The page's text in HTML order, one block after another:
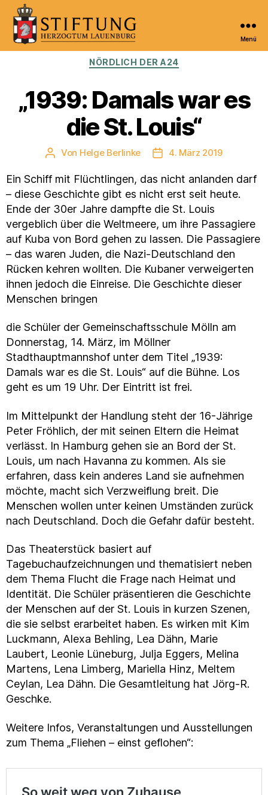
Kulturportal
Herzogtum
Lauenburg
Menü
Kategorien
NÖRDLICH DER A24
„1939: Damals war es
die St. Louis“
Beitragsautor
Von Helge Berlinke Veröffentlichungsdatum
4. März 2019
Ein Schiff mit Flüchtlingen, das nicht anlanden darf
– diese Geschichte gibt es nicht erst seit heute.
Ende der 30er Jahre dampfte die St. Louis
vergeblich über die Weltmeere, um ihre Passagiere
auf Kuba von Bord gehen zu lassen. Die Passagiere
– das waren Juden, die Nazi-Deutschland den
Rücken kehren wollten. Die Kubaner verweigerten
ihnen jedoch die Einreise. Die Geschichte dieser
Menschen bringen
die Schüler der Gemeinschaftsschule Mölln am
Donnerstag, 14. März, im Möllner
Stadthauptmannshof unter dem Titel „1939:
Damals war es die St. Louis“ auf die Bühne. Los
geht es um 19 Uhr. Der Eintritt ist frei.
Im Mittelpunkt der Handlung steht der 16-Jährige
Peter Fröhlich, der mit seinen Eltern die Heimat
verlässt. In Hamburg gehen sie an Bord der St.
Louis, um nach Havanna zu kommen. Als sie
erfahren, dass kein anderes Land sie aufnehmen
möchte, macht sich Verzweiflung breit. Die
Menschen wollen unter keinen Umständen zurück
nach Deutschland. Doch die Gefahr dafür besteht.
Das Theaterstück basiert auf
Tagebuchaufzeichnungen und thematisiert neben
dem Thema Flucht die Frage nach Heimat und
Identität. Die Schüler präsentieren die Geschichte
der Menschen auf der St. Louis in kurzen Szenen,
die sie selbst erarbeitet haben. Es wirken mit Kim
Luckmann, Alexa Behling, Lea Dähn, Marie
Laubert, Leonie Lüneburg, Julja Eggers, Melina
Martens, Lena Limberg, Mariella Hinz, Meltem
Ceylan, Lea Dähn. Die Gesamtleitung hat Jörg-R.
Geschke.
Weitere Infos, Veranstaltungen und Ausstellungen
zum Thema „Fliehen – einst geflohen“: